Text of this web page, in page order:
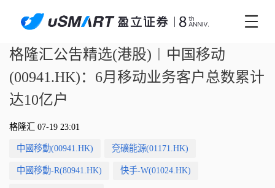
格隆汇公吿精选(港股)︱中国移动
(00941.HK)：6月移动业务客户总数累计
达10亿户
格隆汇 07-19 23:01
中國移動(00941.HK) 兗礦能源(01171.HK)
中國移動-R(80941.HK) 快手-W(01024.HK)